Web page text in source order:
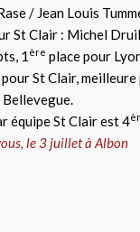
/ Jean Louis
St Clair : Michel
1 ère place pour
St Clair, meilleure
équipe St Clair est 4
le 3 juillet à Albon